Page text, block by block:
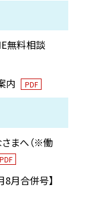
無料相談
内 PDF
まへ（※働
PDF
8月合併号】